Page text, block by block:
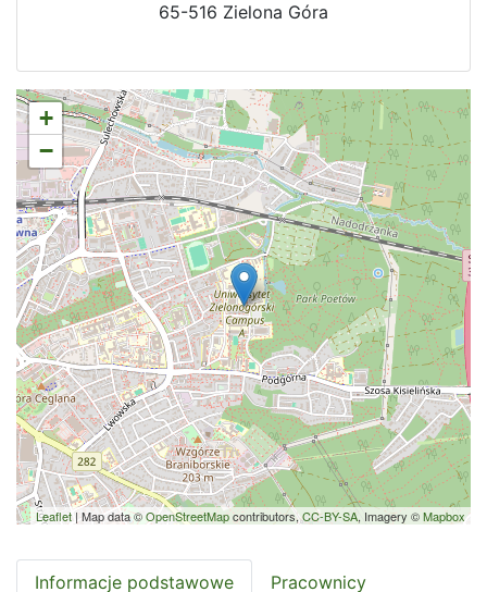
65-516 Zielona Góra
+
−
Leaflet | Map data ©OpenStreetMapcontributors,CC-BY-SA, Imagery ©Mapbox
Informacje podstawowe Pracownicy